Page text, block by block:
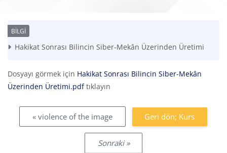
Tamamlama Gereklilikleri
Hakikat Sonrası Bilincin Siber-Mekân Üzerinden Üretimi
Dosyayı görmek için Hakikat Sonrası Bilincin Siber-Mekân
Üzerinden Üretimi.pdftıklayın
« violence of the image Geri dön; Kurs
Sonraki »